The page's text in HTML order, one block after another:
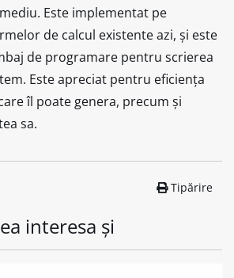
Este implementat pe
de calcul existente azi, și este
de programare pentru scrierea
Este apreciat pentru eficiența
îl poate genera, precum și
sa.
Tipărire
interesa și